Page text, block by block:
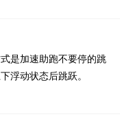
是加速助跑不要停的跳
浮动状态后跳跃。